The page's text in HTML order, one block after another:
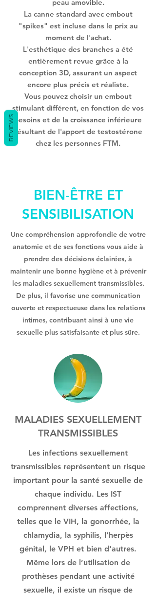
peau amovible.
La canne standard avec embout
"spikes" est incluse dans le prix au
moment de l'achat.
L'esthétique des branches a été
entièrement revue grâce à la
conception 3D, assurant un aspect
encore plus précis et réaliste.
Vous pouvez choisir un embout
stimulant différent, en fonction de vos
besoins et de la croissance inférieure
résultant de l'apport de testostérone
chez les personnes FTM.
BIEN-ÊTRE ET
SENSIBILISATION
Une compréhension approfondie de votre
anatomie et de ses fonctions vous aide à
prendre des décisions éclairées, à
maintenir une bonne hygiène et à prévenir
les maladies sexuellement transmissibles.
De plus, il favorise une communication
ouverte et respectueuse dans les relations
intimes, contribuant ainsi à une vie
sexuelle plus satisfaisante et plus sûre.
MALADIES SEXUELLEMENT
TRANSMISSIBLES
Les infections sexuellement
transmissibles représentent un risque
important pour la santé sexuelle de
chaque individu. Les IST
comprennent diverses affections,
telles que le VIH, la gonorrhée, la
chlamydia, la syphilis, l'herpès
génital, le VPH et bien d'autres.
Même lors de l’utilisation de
prothèses pendant une activité
sexuelle, il existe un risque de
REVIEWS